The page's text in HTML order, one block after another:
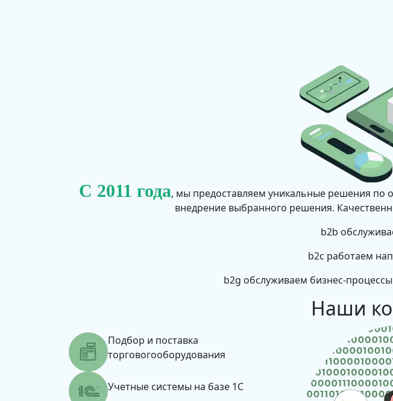
С 2011 года, мы предоставляем уникальные решения по
внедрение выбранного решения.
b2b
b2c работаем
b2g обслуживаем бизнес-
Наши
Подбор и поставка
торговогооборудования
Учетные системы на базе 1С